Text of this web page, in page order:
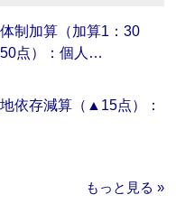
制加算（加算1：30
点）：個人…
依存減算（▲15点）：
もっと見る »